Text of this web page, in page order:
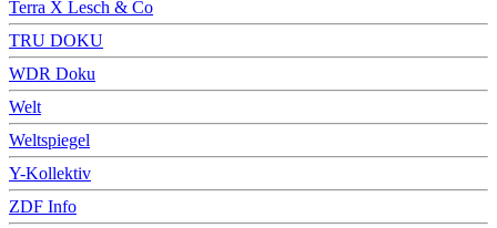
Terra X Lesch & Co
TRU DOKU
WDR Doku
Welt
Weltspiegel
Y-Kollektiv
ZDF Info